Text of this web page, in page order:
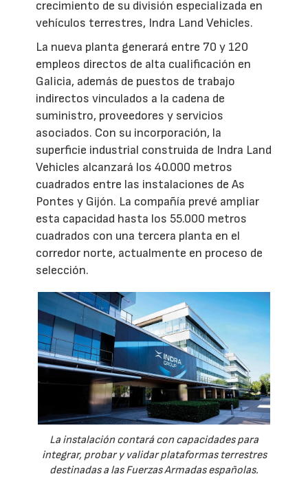
crecimiento de su división especializada en
vehículos terrestres, Indra Land Vehicles.
La nueva planta generará entre 70 y 120
empleos directos de alta cualificación en
Galicia, además de puestos de trabajo
indirectos vinculados a la cadena de
suministro, proveedores y servicios
asociados. Con su incorporación, la
superficie industrial construida de Indra Land
Vehicles alcanzará los 40.000 metros
cuadrados entre las instalaciones de As
Pontes y Gijón. La compañía prevé ampliar
esta capacidad hasta los 55.000 metros
cuadrados con una tercera planta en el
corredor norte, actualmente en proceso de
selección.
La instalación contará con capacidades para
integrar, probar y validar plataformas terrestres
destinadas a las Fuerzas Armadas españolas.